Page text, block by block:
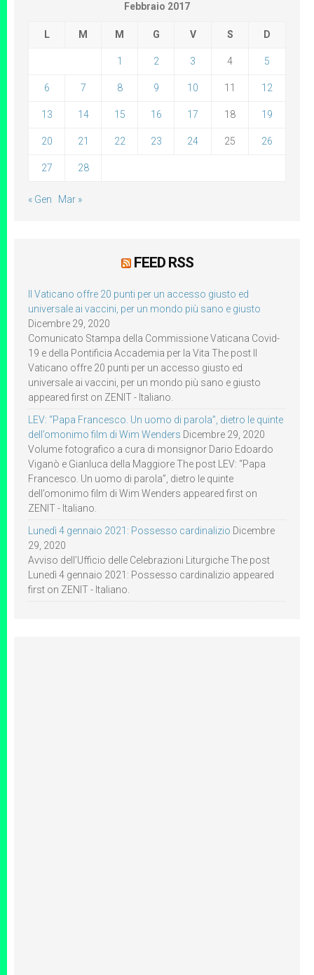
Febbraio 2017
L M M G V S D
1 2 3 4 5
6 7 8 9 10 11 12
13 14 15 16 17 18 19
20 21 22 23 24 25 26
27 28
« Gen Mar »
FEED RSS
Il Vaticano offre 20 punti per un accesso giusto ed
universale ai vaccini, per un mondo più sano e giusto
Dicembre 29, 2020
Comunicato Stampa della Commissione Vaticana Covid-
19 e della Pontificia Accademia per la Vita The post Il
Vaticano offre 20 punti per un accesso giusto ed
universale ai vaccini, per un mondo più sano e giusto
appeared first on ZENIT - Italiano.
LEV: “Papa Francesco. Un uomo di parola”, dietro le quinte
dell’omonimo film di Wim Wenders Dicembre 29, 2020
Volume fotografico a cura di monsignor Dario Edoardo
Viganò e Gianluca della Maggiore The post LEV: “Papa
Francesco. Un uomo di parola”, dietro le quinte
dell’omonimo film di Wim Wenders appeared first on
ZENIT - Italiano.
Lunedì 4 gennaio 2021: Possesso cardinalizio Dicembre
29, 2020
Avviso dell’Ufficio delle Celebrazioni Liturgiche The post
Lunedì 4 gennaio 2021: Possesso cardinalizio appeared
first on ZENIT - Italiano.